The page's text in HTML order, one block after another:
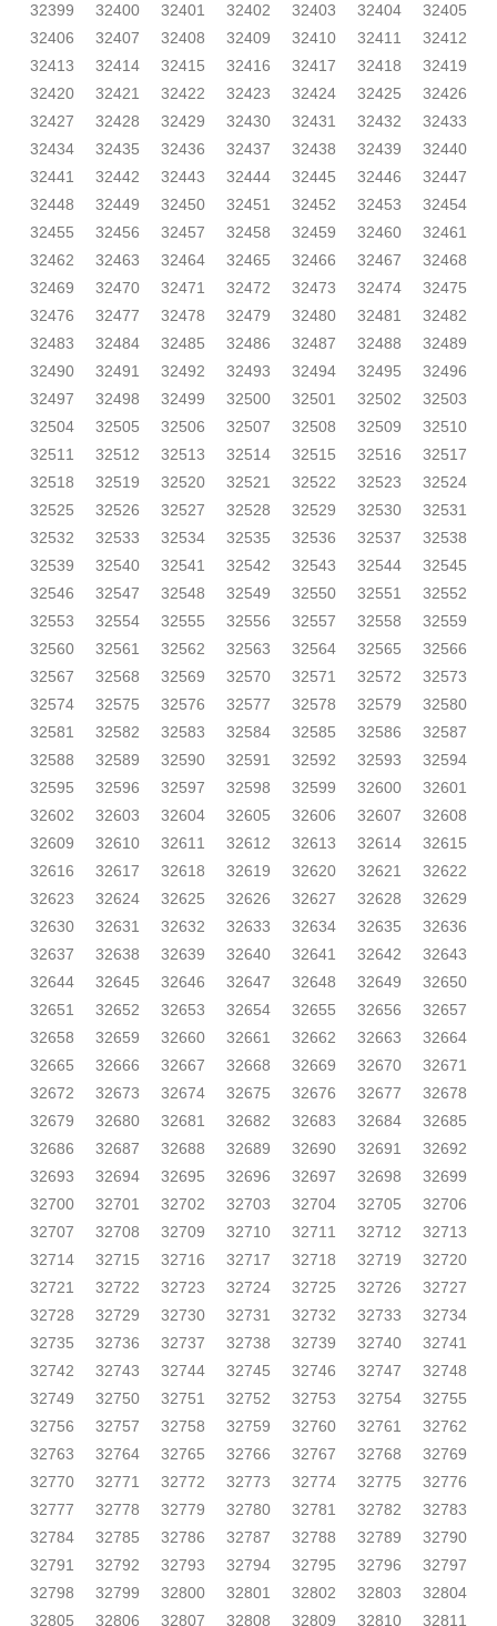
32399
32400 32401 32402 32403 32404
32405
32406
32407 32408 32409 32410 32411
32412
32413
32414 32415 32416 32417 32418
32419
32420
32421 32422 32423 32424 32425
32426
32427
32428 32429 32430 32431 32432
32433
32434
32435 32436 32437 32438 32439
32440
32441
32442 32443 32444 32445 32446
32447
32448
32449 32450 32451 32452 32453
32454
32455
32456 32457 32458 32459 32460
32461
32462
32463 32464 32465 32466 32467
32468
32469
32470 32471 32472 32473 32474
32475
32476
32477 32478 32479 32480 32481
32482
32483
32484 32485 32486 32487 32488
32489
32490
32491 32492 32493 32494 32495
32496
32497
32498 32499 32500 32501 32502
32503
32504
32505 32506 32507 32508 32509
32510
32511
32512 32513 32514 32515 32516
32517
32518
32519 32520 32521 32522 32523
32524
32525
32526 32527 32528 32529 32530
32531
32532
32533 32534 32535 32536 32537
32538
32539
32540 32541 32542 32543 32544
32545
32546
32547 32548 32549 32550 32551
32552
32553
32554 32555 32556 32557 32558
32559
32560
32561 32562 32563 32564 32565
32566
32567
32568 32569 32570 32571 32572
32573
32574
32575 32576 32577 32578 32579
32580
32581
32582 32583 32584 32585 32586
32587
32588
32589 32590 32591 32592 32593
32594
32595
32596 32597 32598 32599 32600
32601
32602
32603 32604 32605 32606 32607
32608
32609
32610 32611 32612 32613 32614
32615
32616
32617 32618 32619 32620 32621
32622
32623
32624 32625 32626 32627 32628
32629
32630
32631 32632 32633 32634 32635
32636
32637
32638 32639 32640 32641 32642
32643
32644
32645 32646 32647 32648 32649
32650
32651
32652 32653 32654 32655 32656
32657
32658
32659 32660 32661 32662 32663
32664
32665
32666 32667 32668 32669 32670
32671
32672
32673 32674 32675 32676 32677
32678
32679
32680 32681 32682 32683 32684
32685
32686
32687 32688 32689 32690 32691
32692
32693
32694 32695 32696 32697 32698
32699
32700
32701 32702 32703 32704 32705
32706
32707
32708 32709 32710 32711 32712
32713
32714
32715 32716 32717 32718 32719
32720
32721
32722 32723 32724 32725 32726
32727
32728
32729 32730 32731 32732 32733
32734
32735
32736 32737 32738 32739 32740
32741
32742
32743 32744 32745 32746 32747
32748
32749
32750 32751 32752 32753 32754
32755
32756
32757 32758 32759 32760 32761
32762
32763
32764 32765 32766 32767 32768
32769
32770
32771 32772 32773 32774 32775
32776
32777
32778 32779 32780 32781 32782
32783
32784
32785 32786 32787 32788 32789
32790
32791
32792 32793 32794 32795 32796
32797
32798
32799 32800 32801 32802 32803
32804
32805
32806 32807 32808 32809 32810 32811